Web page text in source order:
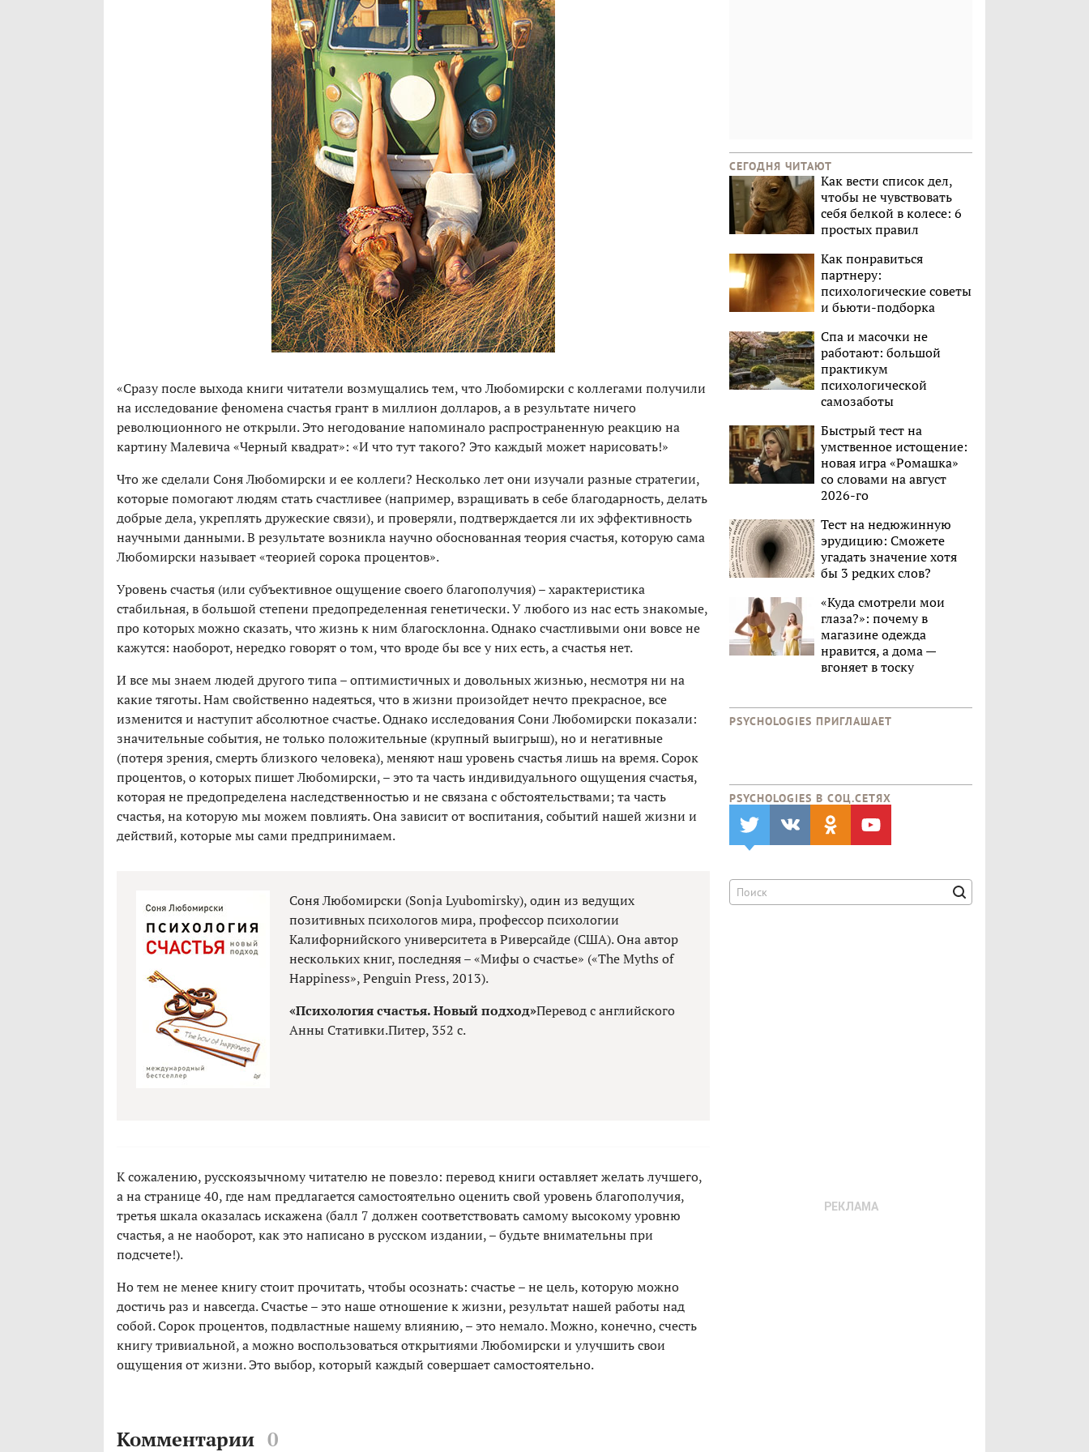
«Сразу после выхода книги читатели возмущались тем, что Любомирски с коллегами получили
на исследование феномена счастья грант в миллион долларов, а в результате ничего
революционного не открыли. Это негодование напоминало распространенную реакцию на
картину Малевича «Черный квадрат»: «И что тут такого? Это каждый может нарисовать!»
Что же сделали Соня Любомирски и ее коллеги? Несколько лет они изучали разные стратегии,
которые помогают людям стать счастливее (например, взращивать в себе благодарность, делать
добрые дела, укреплять дружеские связи), и проверяли, подтверждается ли их эффективность
научными данными. В результате возникла научно обоснованная теория счастья, которую сама
Любомирски называет «теорией сорока процентов».
Уровень счастья (или субъективное ощущение своего благополучия) – характеристика
стабильная, в большой степени предопределенная генетически. У любого из нас есть знакомые,
про которых можно сказать, что жизнь к ним благосклонна. Однако счастливыми они вовсе не
кажутся: наоборот, нередко говорят о том, что вроде бы все у них есть, а счастья нет.
И все мы знаем людей другого типа – оптимистичных и довольных жизнью, несмотря ни на
какие тяготы. Нам свойственно надеяться, что в жизни произойдет нечто прекрасное, все
изменится и наступит абсолютное счастье. Однако исследования Сони Любомирски показали:
значительные события, не только положительные (крупный выигрыш), но и негативные
(потеря зрения, смерть близкого человека), меняют наш уровень счастья лишь на время. Сорок
процентов, о которых пишет Любомирски, – это та часть индивидуального ощущения счастья,
которая не предопределена наследственностью и не связана с обстоятельствами; та часть
счастья, на которую мы можем повлиять. Она зависит от воспитания, событий нашей жизни и
действий, которые мы сами предпринимаем.
Соня Любомирски (Sonja Lyubomirsky), один из ведущих
позитивных психологов мира, профессор психологии
Калифорнийского университета в Риверсайде (США). Она автор
нескольких книг, последняя – «Мифы о счастье» («The Myths of
Happiness», Penguin Press, 2013).
«Психология счастья. Новый подход»Перевод с английского
Анны Стативки.Питер, 352 с.
К сожалению, русскоязычному читателю не повезло: перевод книги оставляет желать лучшего,
а на странице 40, где нам предлагается самостоятельно оценить свой уровень благополучия,
третья шкала оказалась искажена (балл 7 должен соответствовать самому высокому уровню
счастья, а не наоборот, как это написано в русском издании, – будьте внимательны при
подсчете!).
Но тем не менее книгу стоит прочитать, чтобы осознать: счастье – не цель, которую можно
достичь раз и навсегда. Счастье – это наше отношение к жизни, результат нашей работы над
собой. Сорок процентов, подвластные нашему влиянию, – это немало. Можно, конечно, счесть
книгу тривиальной, а можно воспользоваться открытиями Любомирски и улучшить свои
ощущения от жизни. Это выбор, который каждый совершает самостоятельно.
Комментарии 0
СЕГОДНЯ ЧИТАЮТ
Как вести список дел,
чтобы не чувствовать
себя белкой в колесе: 6
простых правил
Как понравиться
партнеру:
психологические советы
и бьюти-подборка
Спа и масочки не
работают: большой
практикум
психологической
самозаботы
Быстрый тест на
умственное истощение:
новая игра «Ромашка»
со словами на август
2026-го
Тест на недюжинную
эрудицию: Сможете
угадать значение хотя
бы 3 редких слов?
«Куда смотрели мои
глаза?»: почему в
магазине одежда
нравится, а дома —
вгоняет в тоску
PSYCHOLOGIES ПРИГЛАШАЕТ
PSYCHOLOGIES В CОЦ.СЕТЯХ